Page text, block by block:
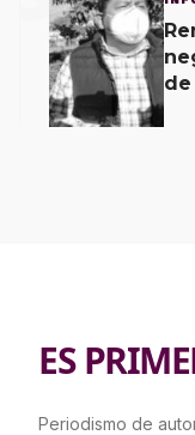
ES
Periodismo de